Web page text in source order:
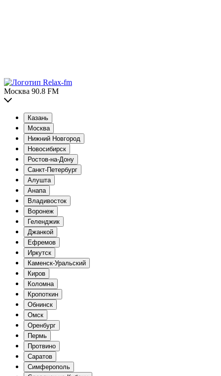
Москва 90.8 FM
Казань
Москва
Нижний Новгород
Новосибирск
Ростов-на-Дону
Санкт-Петербург
Алушта
Анапа
Владивосток
Воронеж
Геленджик
Джанкой
Ефремов
Иркутск
Каменск-Уральский
Киров
Коломна
Кропоткин
Обнинск
Омск
Оренбург
Пермь
Протвино
Саратов
Симферополь